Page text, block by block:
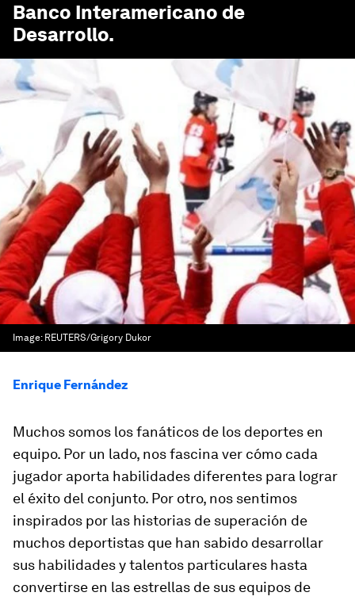
Banco Interamericano de
Desarrollo.
Image: REUTERS/Grigory Dukor
Enrique Fernández
Muchos somos los fanáticos de los deportes en
equipo. Por un lado, nos fascina ver cómo cada
jugador aporta habilidades diferentes para lograr
el éxito del conjunto. Por otro, nos sentimos
inspirados por las historias de superación de
muchos deportistas que han sabido desarrollar
sus habilidades y talentos particulares hasta
convertirse en las estrellas de sus equipos de